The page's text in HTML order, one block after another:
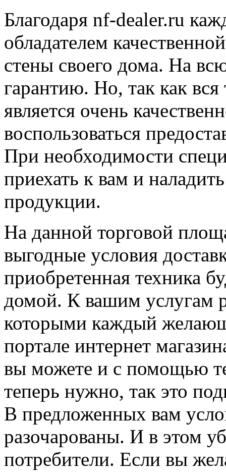
Благодаря nf-dealer.ru
обладателем
стены своего дома. На
гарантию. Но, так как
является очень
воспользоваться
При необходимости
приехать к вам и
продукции.
На данной торговой
выгодные условия
приобретенная техника
домой. К вашим услугам
которыми каждый
портале интернет
вы можете и с помощью
теперь нужно, так это
В предложенных вам
разочарованы. И в этом
потребители. Если вы